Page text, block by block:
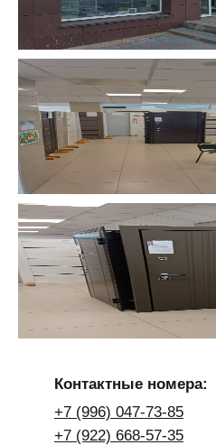
Контактные номера:
+7 (996) 047-73-85
+7 (922) 668-57-35